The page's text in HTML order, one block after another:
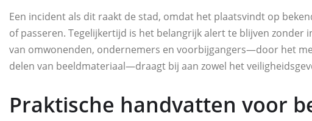
Een incident als dit raakt de stad, omdat het plaatsvindt op
of passeren. Tegelijkertijd is het belangrijk alert te blijven
van omwonenden, ondernemers en voorbijgangers—door het
delen van beeldmateriaal—draagt bij aan zowel het
Praktische handvatten voor